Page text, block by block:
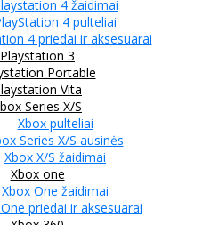
4 žaidimai
4 pulteliai
4 priedai ir aksesuarai
Playstation 3
Portable
Vita
Series X/S
Xbox pulteliai
Series X/S ausinės
Xbox X/S žaidimai
Xbox one
Xbox One žaidimai
priedai ir aksesuarai